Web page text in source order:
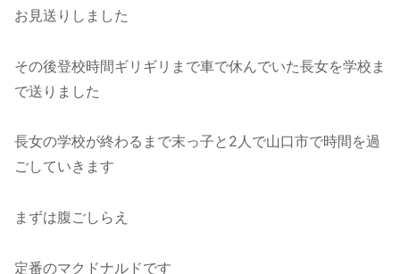
お見送りしました
その後登校時間ギリギリまで車で休んでいた長女を学校ま
で送りました
長女の学校が終わるまで末っ子と2人で山口市で時間を過
ごしていきます
まずは腹ごしらえ
定番のマクドナルドです